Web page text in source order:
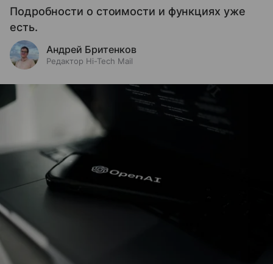
Подробности о стоимости и функциях уже
есть.
Андрей Бритенков
Редактор Hi-Tech Mail